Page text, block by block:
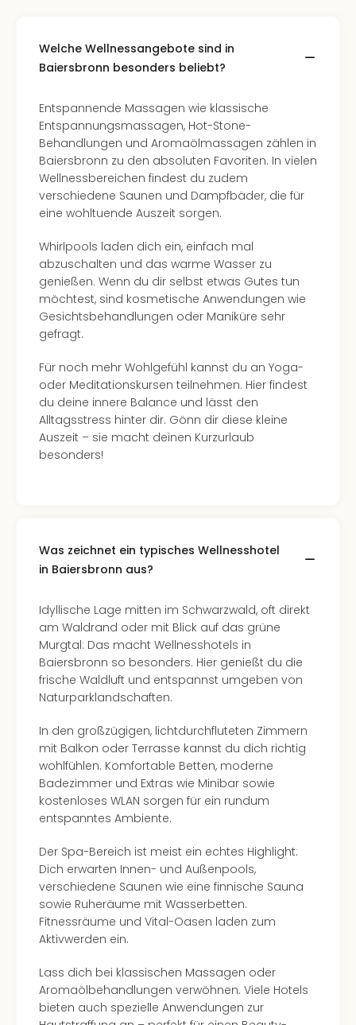
Welche Wellnessangebote sind in
Baiersbronn besonders beliebt?
Entspannende Massagen wie klassische
Entspannungsmassagen, Hot-Stone-
Behandlungen und Aromaölmassagen zählen in
Baiersbronn zu den absoluten Favoriten. In vielen
Wellnessbereichen findest du zudem
verschiedene Saunen und Dampfbäder, die für
eine wohltuende Auszeit sorgen.
Whirlpools laden dich ein, einfach mal
abzuschalten und das warme Wasser zu
genießen. Wenn du dir selbst etwas Gutes tun
möchtest, sind kosmetische Anwendungen wie
Gesichtsbehandlungen oder Maniküre sehr
gefragt.
Für noch mehr Wohlgefühl kannst du an Yoga-
oder Meditationskursen teilnehmen. Hier findest
du deine innere Balance und lässt den
Alltagsstress hinter dir. Gönn dir diese kleine
Auszeit – sie macht deinen Kurzurlaub
besonders!
Was zeichnet ein typisches Wellnesshotel
in Baiersbronn aus?
Idyllische Lage mitten im Schwarzwald, oft direkt
am Waldrand oder mit Blick auf das grüne
Murgtal: Das macht Wellnesshotels in
Baiersbronn so besonders. Hier genießt du die
frische Waldluft und entspannst umgeben von
Naturparklandschaften.
In den großzügigen, lichtdurchfluteten Zimmern
mit Balkon oder Terrasse kannst du dich richtig
wohlfühlen. Komfortable Betten, moderne
Badezimmer und Extras wie Minibar sowie
kostenloses WLAN sorgen für ein rundum
entspanntes Ambiente.
Der Spa-Bereich ist meist ein echtes Highlight:
Dich erwarten Innen- und Außenpools,
verschiedene Saunen wie eine finnische Sauna
sowie Ruheräume mit Wasserbetten.
Fitnessräume und Vital-Oasen laden zum
Aktivwerden ein.
Lass dich bei klassischen Massagen oder
Aromaölbehandlungen verwöhnen. Viele Hotels
bieten auch spezielle Anwendungen zur